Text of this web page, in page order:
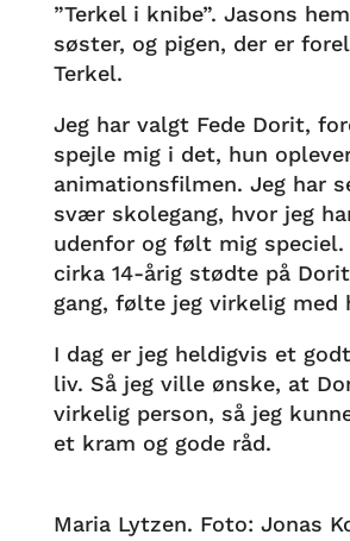
”Terkel i knibe”. Jasons
søster, og pigen, der er
Terkel.
Jeg har valgt Fede Dorit,
spejle mig i det, hun
animationsfilmen. Jeg har
svær skolegang, hvor jeg
udenfor og følt mig speciel.
cirka 14-årig stødte på
gang, følte jeg virkelig med
I dag er jeg heldigvis et
liv. Så jeg ville ønske, at
virkelig person, så jeg
et kram og gode råd.
Maria Lytzen. Foto: Jonas